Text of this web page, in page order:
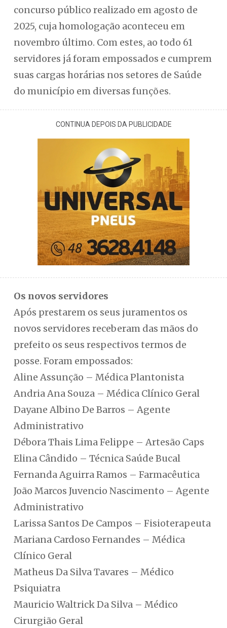
concurso público realizado em agosto de
2025, cuja homologação aconteceu em
novembro último. Com estes, ao todo 61
servidores já foram empossados e cumprem
suas cargas horárias nos setores de Saúde
do município em diversas funções.
CONTINUA DEPOIS DA PUBLICIDADE
Os novos servidores
Após prestarem os seus juramentos os
novos servidores receberam das mãos do
prefeito os seus respectivos termos de
posse. Foram empossados:
Aline Assunção – Médica Plantonista
Andria Ana Souza – Médica Clínico Geral
Dayane Albino De Barros – Agente
Administrativo
Débora Thais Lima Felippe – Artesão Caps
Elina Cândido – Técnica Saúde Bucal
Fernanda Aguirra Ramos – Farmacêutica
João Marcos Juvencio Nascimento – Agente
Administrativo
Larissa Santos De Campos – Fisioterapeuta
Mariana Cardoso Fernandes – Médica
Clínico Geral
Matheus Da Silva Tavares – Médico
Psiquiatra
Mauricio Waltrick Da Silva – Médico
Cirurgião Geral